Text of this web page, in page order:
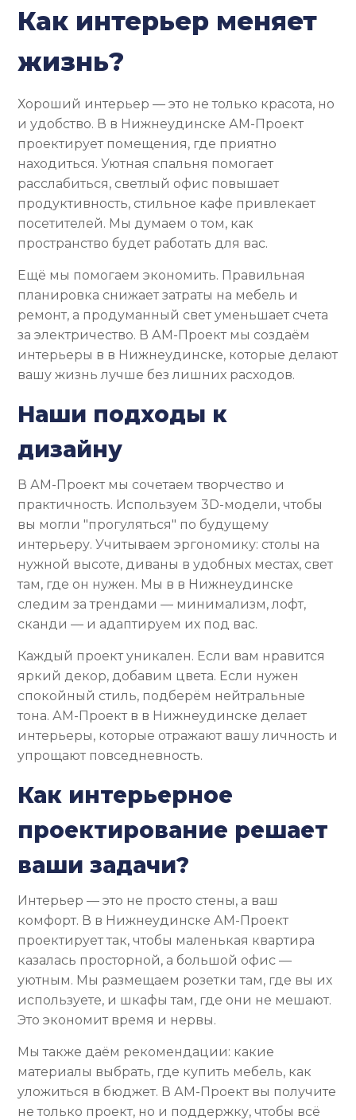
Как интерьер меняет
жизнь?
Хороший интерьер — это не только красота, но
и удобство. В в Нижнеудинске АМ-Проект
проектирует помещения, где приятно
находиться. Уютная спальня помогает
расслабиться, светлый офис повышает
продуктивность, стильное кафе привлекает
посетителей. Мы думаем о том, как
пространство будет работать для вас.
Ещё мы помогаем экономить. Правильная
планировка снижает затраты на мебель и
ремонт, а продуманный свет уменьшает счета
за электричество. В АМ-Проект мы создаём
интерьеры в в Нижнеудинске, которые делают
вашу жизнь лучше без лишних расходов.
Наши подходы к
дизайну
В АМ-Проект мы сочетаем творчество и
практичность. Используем 3D-модели, чтобы
вы могли "прогуляться" по будущему
интерьеру. Учитываем эргономику: столы на
нужной высоте, диваны в удобных местах, свет
там, где он нужен. Мы в в Нижнеудинске
следим за трендами — минимализм, лофт,
сканди — и адаптируем их под вас.
Каждый проект уникален. Если вам нравится
яркий декор, добавим цвета. Если нужен
спокойный стиль, подберём нейтральные
тона. АМ-Проект в в Нижнеудинске делает
интерьеры, которые отражают вашу личность и
упрощают повседневность.
Как интерьерное
проектирование решает
ваши задачи?
Интерьер — это не просто стены, а ваш
комфорт. В в Нижнеудинске АМ-Проект
проектирует так, чтобы маленькая квартира
казалась просторной, а большой офис —
уютным. Мы размещаем розетки там, где вы их
используете, и шкафы там, где они не мешают.
Это экономит время и нервы.
Мы также даём рекомендации: какие
материалы выбрать, где купить мебель, как
уложиться в бюджет. В АМ-Проект вы получите
не только проект, но и поддержку, чтобы всё